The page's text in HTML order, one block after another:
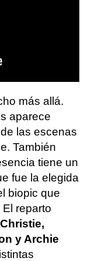
más allá.
aparece
las escenas
También
tiene un
fue la elegida
biopic que
reparto
y Archie